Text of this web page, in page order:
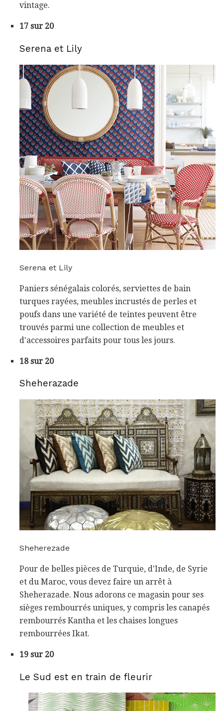
vintage.
17 sur 20
Serena et Lily
Serena et Lily
Paniers sénégalais colorés, serviettes de bain
turques rayées, meubles incrustés de perles et
poufs dans une variété de teintes peuvent être
trouvés parmi une collection de meubles et
d'accessoires parfaits pour tous les jours.
18 sur 20
Sheherazade
Sheherezade
Pour de belles pièces de Turquie, d'Inde, de Syrie
et du Maroc, vous devez faire un arrêt à
Sheherazade. Nous adorons ce magasin pour ses
sièges rembourrés uniques, y compris les canapés
rembourrés Kantha et les chaises longues
rembourrées Ikat.
19 sur 20
Le Sud est en train de fleurir